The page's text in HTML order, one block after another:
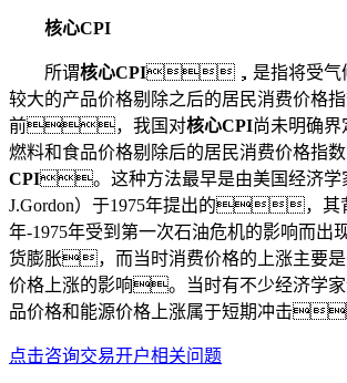
核心CPI
所谓核心CPI，是指将受气
较大的产品价格剔除之后的居民消费价
前，我国对核心CPI尚未明确
燃料和食品价格剔除后的居民消费价格指
CPI。这种方法最早是由美国经济学
J.Gordon）于1975年提出的，其
年-1975年受到第一次石油危机的影响而出
货膨胀，而当时消费价格的上涨主要是
价格上涨的影响。当时有不少经济学
品价格和能源价格上涨属于短期冲击
点击咨询交易开户相关问题